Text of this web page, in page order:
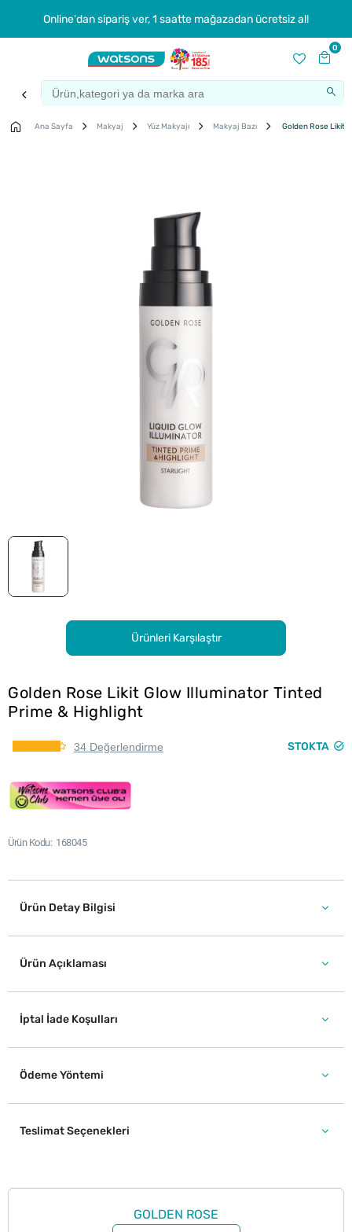
Online'dan sipariş ver, 1 saatte mağazadan ücretsiz al!
0
Ana Sayfa Makyaj Yüz Makyajı Makyaj Bazı Golden Rose Likit
Ürünleri Karşılaştır
Golden Rose Likit Glow Illuminator Tinted
Prime & Highlight
34 Değerlendirme STOKTA
Ürün Kodu 168045
Ürün Detay Bilgisi
Ürün Açıklaması
İptal İade Koşulları
Ödeme Yöntemi
Teslimat Seçenekleri
GOLDEN ROSE